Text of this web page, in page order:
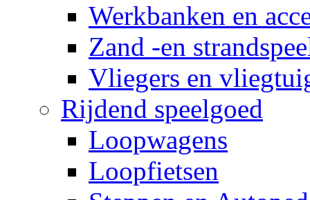
Werkbanken en
Zand -en
Vliegers en
Rijdend speelgoed
Loopwagens
Loopfietsen